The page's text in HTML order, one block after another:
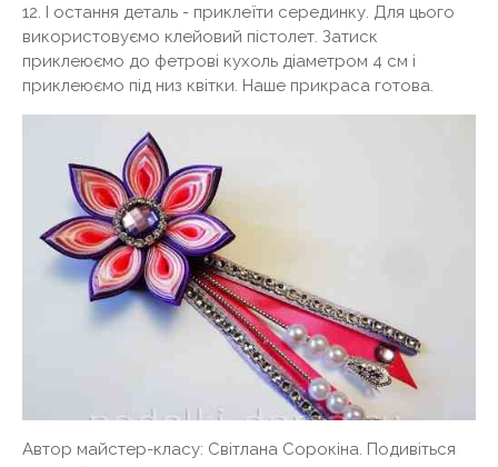
12. І остання деталь - приклеїти серединку. Для цього
використовуємо клейовий пістолет. Затиск
приклеюємо до фетрові кухоль діаметром 4 см і
приклеюємо під низ квітки. Наше прикраса готова.
Автор майстер-класу: Світлана Сорокіна. Подивіться